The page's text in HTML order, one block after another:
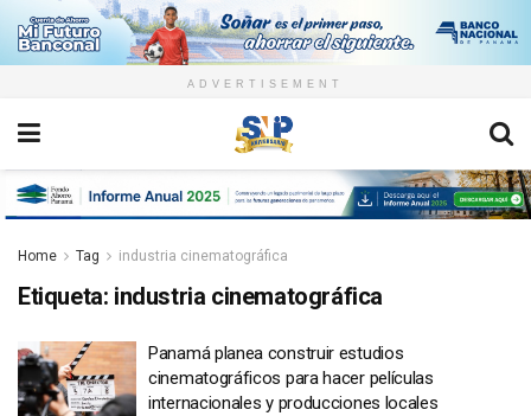
ADVERTISEMENT
Home Tag industria cinematográfica
Etiqueta: industria cinematográfica
Panamá planea construir estudios
cinematográficos para hacer películas
internacionales y producciones locales